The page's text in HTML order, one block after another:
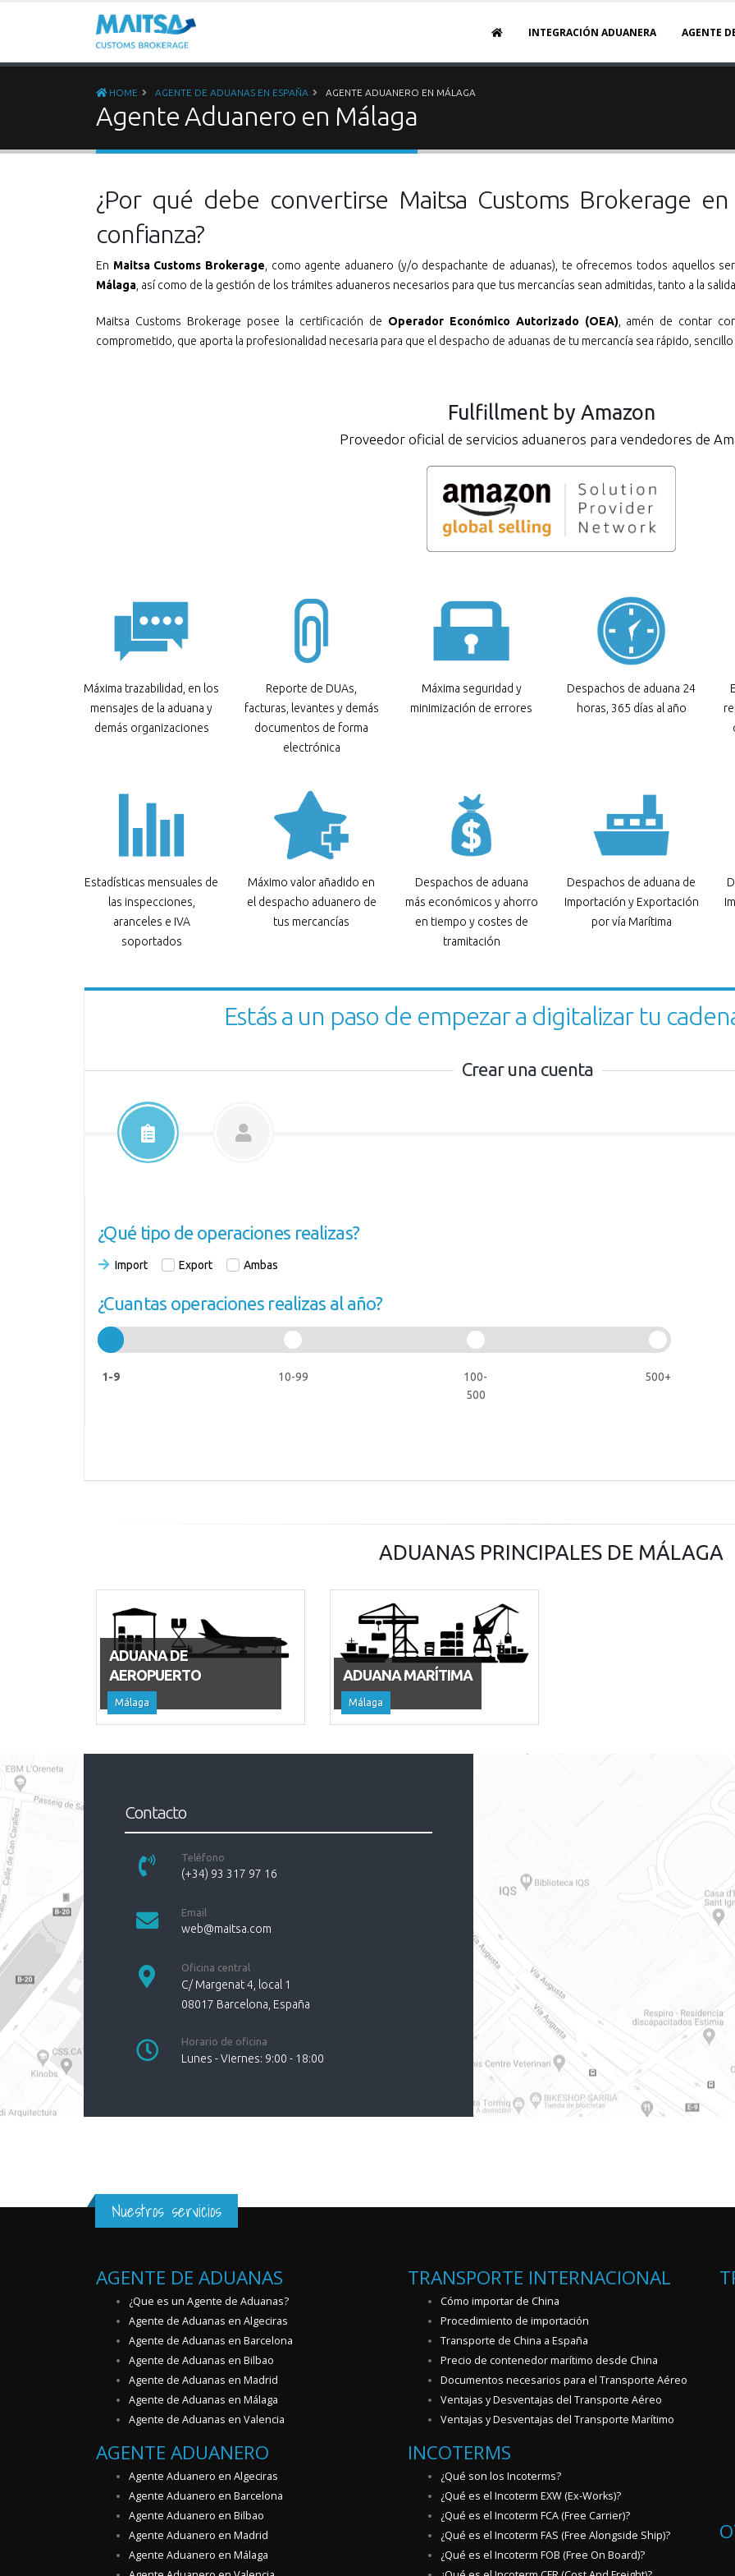
INTEGRACIÓN ADUANERA AGENTE
HOME AGENTE DE ADUANAS EN ESPAÑA AGENTE ADUANERO EN MÁLAGA
Agente Aduanero en Málaga
¿Por qué debe convertirse Maitsa Customs Brokerage
confianza?
En Maitsa Customs Brokerage , como agente aduanero (y/o despachante de aduanas), te ofrecemos todos aquellos
Málaga , así como de la gestión de los trámites aduaneros necesarios para que tus mercancías sean admitidas, tanto a la
Maitsa Customs Brokerage posee la certificación de Operador Económico Autorizado (OEA), amén de contar
comprometido, que aporta la profesionalidad necesaria para que el despacho de aduanas de tu mercancía sea rápido,
Fulfillment by Amazon
Proveedor oficial de servicios aduaneros para vendedores de
Máxima trazabilidad, en los
mensajes de la aduana y
demás organizaciones
Reporte de DUAs,
facturas, levantes y demás
documentos de forma
electrónica
Máxima seguridad y
minimización de errores
Despachos de aduana 24
horas, 365 días al año
Estadísticas mensuales de
las inspecciones,
aranceles e IVA
soportados
Máximo valor añadido en
el despacho aduanero de
tus mercancías
Despachos de aduana
más económicos y ahorro
en tiempo y costes de
tramitación
Despachos de aduana de
Importación y Exportación
por vía Marítima
Estás a un paso de empezar a digitalizar tu
Crear una cuenta
¿Qué tipo de operaciones realizas?
Import Export Ambas
¿Cuantas operaciones realizas al año?
1-9 10-99
100-
500
500+
ADUANAS PRINCIPALES DE MÁLAGA
ADUANA DE
AEROPUERTO
Málaga
ADUANA MARÍTIMA
Málaga
Contacto
Teléfono
(+34) 93 317 97 16
Email
web@maitsa.com
Oficina central
C/ Margenat 4, local 1
08017 Barcelona, España
Horario de oficina
Lunes - Viernes: 9:00 - 18:00
Nuestros servicios
AGENTE DE ADUANAS
¿Que es un Agente de Aduanas?
Agente de Aduanas en Algeciras
Agente de Aduanas en Barcelona
Agente de Aduanas en Bilbao
Agente de Aduanas en Madrid
Agente de Aduanas en Málaga
Agente de Aduanas en Valencia
AGENTE ADUANERO
Agente Aduanero en Algeciras
Agente Aduanero en Barcelona
Agente Aduanero en Bilbao
Agente Aduanero en Madrid
Agente Aduanero en Málaga
TRANSPORTE INTERNACIONAL
Cómo importar de China
Procedimiento de importación
Transporte de China a España
Precio de contenedor marítimo desde China
Documentos necesarios para el Transporte Aéreo
Ventajas y Desventajas del Transporte Aéreo
Ventajas y Desventajas del Transporte Marítimo
INCOTERMS
¿Qué son los Incoterms?
¿Qué es el Incoterm EXW (Ex-Works)?
¿Qué es el Incoterm FCA (Free Carrier)?
¿Qué es el Incoterm FAS (Free Alongside Ship)?
¿Qué es el Incoterm FOB (Free On Board)?